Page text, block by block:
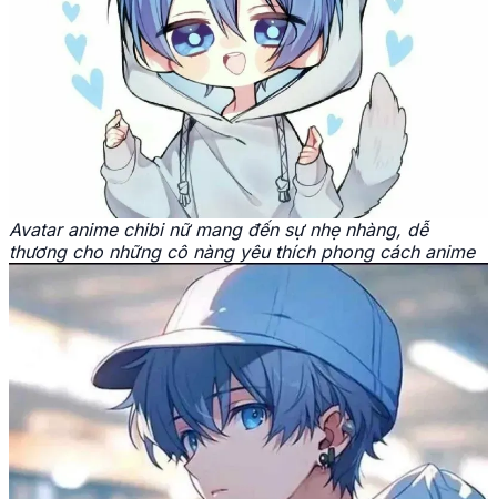
Avatar anime chibi nữ mang đến sự nhẹ nhàng, dễ
thương cho những cô nàng yêu thích phong cách anime